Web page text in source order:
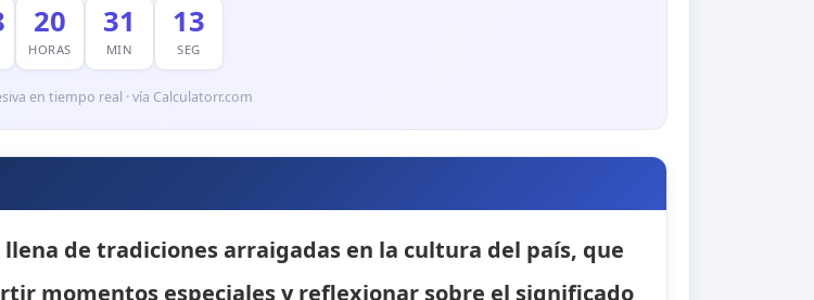
20
HORAS
31
MIN
12
SEG
en tiempo real · vía Calculatorr.com
de tradiciones arraigadas en la cultura del país, que
momentos especiales y reflexionar sobre el significado